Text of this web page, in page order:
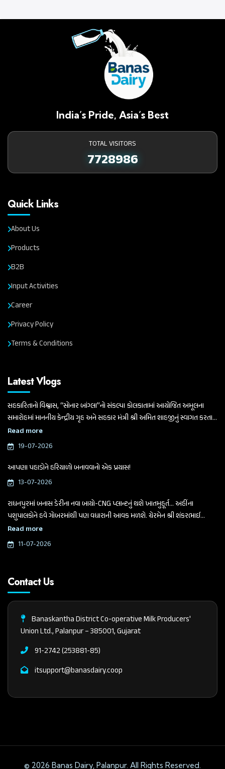
India’s Pride, Asia’s Best
TOTAL VISITORS
7728986
Quick Links
About Us
Products
B2B
Input Activities
Career
Privacy Policy
Terms & Conditions
Latest Vlogs
સહકારિતાનો વિશ્વાસ, “સોનાર બાંગ્લા”નો સંકલ્પ। કોલકાતામાં આયોજિત અમૂલના
સમારોહમાં માનનીય કેન્દ્રીય ગૃહ અને સહકાર મંત્રી શ્રી અમિત શાહજીનું સ્વાગત કરતા
ગુજરાત વિધાનસભાના માનનીય અધ્યક્ષ અને બનાસ ડેરીના ચેરમેન શ્રી શંકરભાઈ
ચૌધરી
Read more
19-07-2026
આપણા પહાડોને હરિયાળો બનાવવાનો એક પ્રયાસ!
13-07-2026
રાધનપુરમાં બનાસ ડેરીના નવા બાયો-CNG પ્લાન્ટનું થશે ખાતમુહૂર્ત... અહીંના
પશુપાલકોને હવે ગોબરમાંથી પણ વધારાની આવક મળશે. ચેરમેન શ્રી શંકરભાઈ
ચૌધરીએ આજે આ મહત્વપૂર્ણ જાહેરાત કરી.
Read more
11-07-2026
Contact Us
Banaskantha District Co-operative Milk Producers'
Union Ltd., Palanpur – 385001, Gujarat
91-2742 (253881-85)
itsupport@banasdairy.coop
© 2026 Banas Dairy, Palanpur. All Rights Reserved.